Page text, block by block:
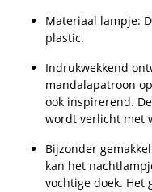
Materiaal lampje:
plastic.
Indrukwekkend
mandalapatroon
ook inspirerend.
wordt verlicht met
Bijzonder
kan het
vochtige doek. Het